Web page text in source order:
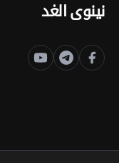
نينوى الغد